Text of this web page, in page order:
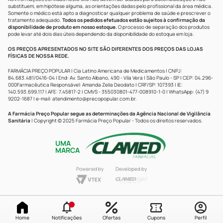
Home Notificações Ofertas Cupons Perfil
substituem, em hipótese alguma, as orientações dadas pelo profissional da área médica.
Somente o médico está apto a diagnosticar qualquer problema de saúde e prescrever o
tratamento adequado. Todos os pedidos efetuados estão sujeitos à confirmação da
disponibilidade de produto em nosso estoque.O processo de separação dos produtos
pode levar até dois dias úteis dependendo da disponibilidade do estoque em loja.
OS PREÇOS APRESENTADOS NO SITE SÃO DIFERENTES DOS PREÇOS DAS LOJAS
FÍSICAS DE NOSSA REDE.
FARMÁCIA PREÇO POPULAR | Cia Latino Americana de Medicamentos | CNPJ:
84.683.481/0416-04 | End: Av. Santo Albano, 490 - Vila Vera | São Paulo - SP | CEP: 04.296-
000Farmacêutica Responsável: Amanda Zelia Deodato | CRF/SP: 107393 | IE:
140.593.699.117 | AFE: 7.45817-2 | CMVS - 355030801-477-008910-1-0 | WhatsApp: (47) 9
9202-1687 | e-mail: atendimento@precopopular.com.br.
A Farmácia Preço Popular segue as determinações da Agência Nacional de Vigilância
Sanitária | Copyright © 2025 Farmácia Preço Popular - Todos os direitos reservados.
UMA
MARCA
Powered by Developed by